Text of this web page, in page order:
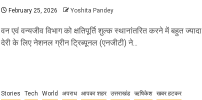
February 25, 2026 Yoshita Pandey
वन एवं वन्यजीव विभाग को क्षतिपूर्ति शुल्क स्थानांतरित करने में बहुत ज्यादा
देरी के लिए नेशनल ग्रीन ट्रिब्यूनल (एनजीटी) ने...
Stories Tech World अपराध आपका शहर उत्तराखंड ऋषिकेश
खबर हटकर